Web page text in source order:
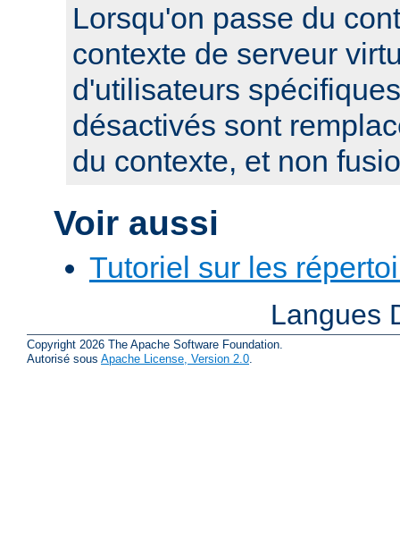
Lorsqu'on passe du
contexte de serveur
d'utilisateurs
désactivés sont
du contexte, et non
Voir aussi
Tutoriel sur les
Langues
Copyright 2026 The Apache Software Foundation.
Autorisé sous Apache License, Version 2.0.